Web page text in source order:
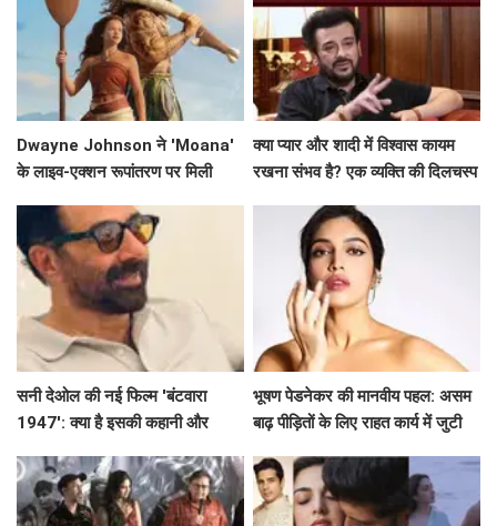
Dwayne Johnson ने 'Moana'
के लाइव-एक्शन रूपांतरण पर मिली
क्या प्यार और शादी में विश्वास कायम
रखना संभव है? एक व्यक्ति की दिलचस्प
सनी देओल की नई फिल्म 'बंटवारा
1947': क्या है इसकी कहानी और
भूषण पेडनेकर की मानवीय पहल: असम
बाढ़ पीड़ितों के लिए राहत कार्य में जुटी